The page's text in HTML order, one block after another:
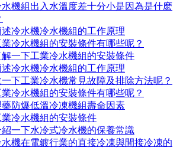
水機組出入水溫度差十分小是因為是什麽
述冷水機冷水機組的工作原理
業冷水機組的安裝條件有哪些呢？
解一下工業冷水機組的安裝條件
述冷水機冷水機組的工作原理
下工業冷水機常見故障及排除方法呢？
業冷水機組的安裝條件有哪些呢？
藥防爆低溫冷凍機組壽命因素
業冷水機組的安裝條件
紹一下水冷式冷水機的保養常識
水機在電鍍行業的直接冷凍與間接冷凍的